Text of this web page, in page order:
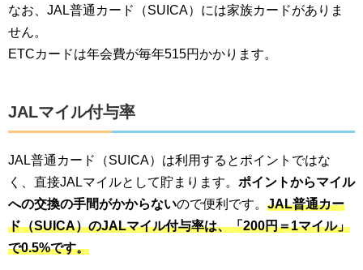
なお、JAL普通カード（SUICA）には家族カードがありま
せん。
ETCカードは年会費が毎年515円かかります。
JALマイル付与率
JAL普通カード（SUICA）は利用するとポイントではな
く、直接JALマイルとして貯まります。 ポイントからマイル
への交換の手間がかからないので便利です。 JAL普通カー
ド（SUICA）のJALマイル付与率は、「200円＝1マイル」
で0.5%です。